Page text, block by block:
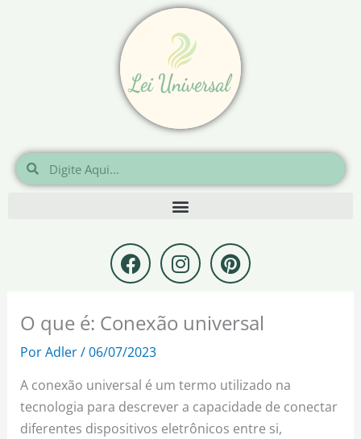
Pesquisar
Pesquisar
F
a
c
e
b
o
o
k
I
n
s
t
a
a
m
P
i
n
t
e
e
s
t
O que é: Conexão universal
PorAdler/06/07/2023
A conexão universal é um termo utilizado na
tecnologia para descrever a capacidade de conectar
diferentes dispositivos eletrônicos entre si,